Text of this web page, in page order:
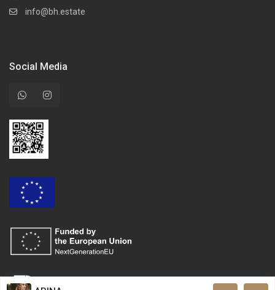
info@bh.estate
Social Media